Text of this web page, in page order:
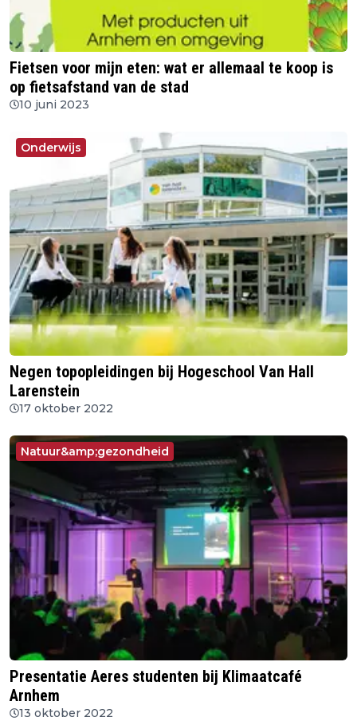
Fietsen voor mijn eten: wat er allemaal te koop is
op fietsafstand van de stad
10 juni 2023
Onderwijs
Negen topopleidingen bij Hogeschool Van Hall
Larenstein
17 oktober 2022
Natuur&amp;gezondheid
Presentatie Aeres studenten bij Klimaatcafé
Arnhem
13 oktober 2022